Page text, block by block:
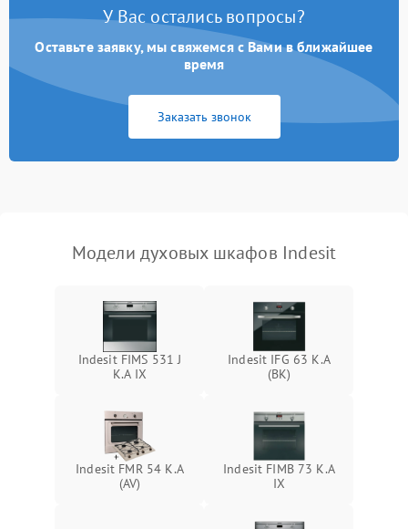
У Вас остались вопросы?
Оставьте заявку, мы свяжемся с Вами в ближайшее
время
Заказать звонок
Модели духовых шкафов Indesit
Indesit FIMS 531 J
K.A IX
Indesit IFG 63 K.A
(BK)
Indesit FMR 54 K.A
(AV)
Indesit FIMB 73 K.A
IX